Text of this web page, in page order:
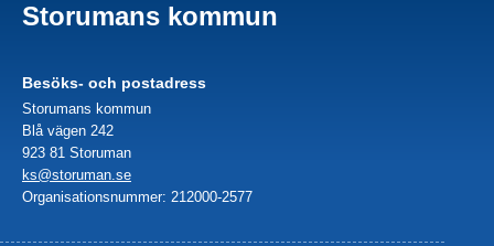
Storumans kommun
Besöks- och postadress
Storumans kommun
Blå vägen 242
923 81 Storuman
ks@storuman.se
Organisationsnummer: 212000-2577